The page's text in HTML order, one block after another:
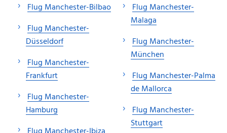
Flug Manchester-Bilbao
Flug Manchester-
Düsseldorf
Flug Manchester-
Frankfurt
Flug Manchester-
Hamburg
Flug Manchester-
Malaga
Flug Manchester-
München
Flug Manchester-Palma
de Mallorca
Flug Manchester-
Stuttgart